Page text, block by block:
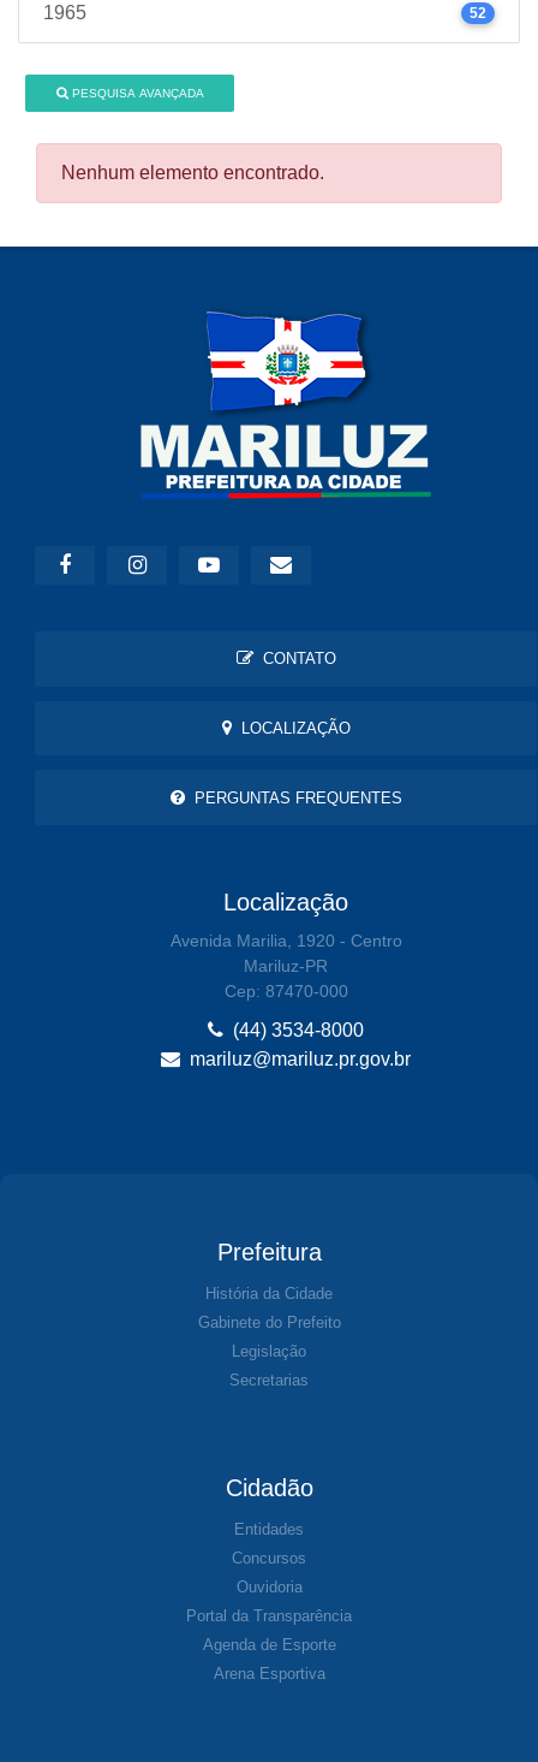
1965 52
PESQUISA AVANÇADA
Nenhum elemento encontrado.
CONTATO
LOCALIZAÇÃO
PERGUNTAS FREQUENTES
Localização
Avenida Marilia, 1920 - Centro
Mariluz-PR
Cep: 87470-000
(44) 3534-8000
mariluz@mariluz.pr.gov.br
Prefeitura
História da Cidade
Gabinete do Prefeito
Legislação
Secretarias
Cidadão
Entidades
Concursos
Ouvidoria
Portal da Transparência
Agenda de Esporte
Arena Esportiva